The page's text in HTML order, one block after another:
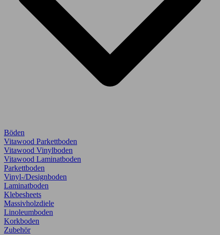
Böden
Vitawood Parkettboden
Vitawood Vinylboden
Vitawood Laminatboden
Parkettboden
Vinyl-/Designboden
Laminatboden
Klebesheets
Massivholzdiele
Linoleumboden
Korkboden
Zubehör